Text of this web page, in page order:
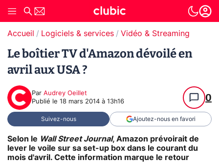
Accueil Logiciels & services Vidéo & Streaming
Le boîtier TV d'Amazon dévoilé en
avril aux USA ?
Par Audrey Oeillet
Publié le 18 mars 2014 à 13h16 0
Suivez-nous Ajoutez-nous en favori
Selon le Wall Street Journal, Amazon prévoirait de
lever le voile sur sa set-up box dans le courant du
mois d'avril. Cette information marque le retour